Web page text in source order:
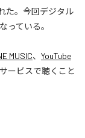
た。今回デジタル
っている。
MUSIC、 YouTube
ービスで聴くこと